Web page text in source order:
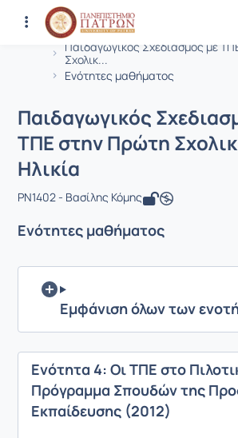
Αρχική Σελίδα
Παιδαγωγικός Σχεδιασμός με
Σχολικ...
Ενότητες μαθήματος
Μάθημα :
Κωδικός : PN1402
Παιδαγωγικός
ΤΠΕ στην Πρώτη
Ηλικία
PN1402 - Βασίλης Κόμης
Ενότητες μαθήματος
Εμφάνιση όλων των
Ενότητα 4: Οι ΤΠΕ στο
Πρόγραμμα Σπουδών της
Εκπαίδευσης (2012)